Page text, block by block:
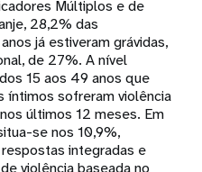
28,2% das
já estiveram grávidas,
de 27%. A nível
15 aos 49 anos que
sofreram violência
últimos 12 meses. Em
se nos 10,9%,
integradas e
violência baseada no